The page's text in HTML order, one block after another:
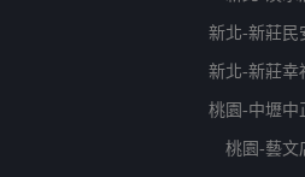
新北-新莊民
新北-新莊幸
桃園-中壢中
桃園-藝文